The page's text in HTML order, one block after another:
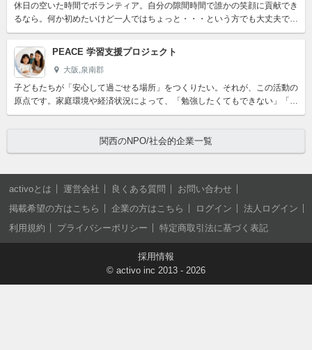
休日の空いた時間でボランティア。自分の隙間時間で誰かの笑顔に貢献でき
るなら。何か初めたいけど一人ではちょっと・・・という方でも大丈夫で
す。地域や社会貢献を通して、少しでも誰かのお役に立ちたい気持...
PEACE 学習支援プロジェクト
大阪,泉南郡
子どもたちが「安心して過ごせる場所」をつくりたい。それが、この活動の
原点です。家庭環境や経済状況によって、「勉強したくてもできない」「頼
れる大人がいない」そんな子どもたちがいます。ここでは、勉強...
関西のNPO/社会的企業一覧
activoとは 運営会社 良くある質問
お問い合わせ
掲載希望の方はこちら
企業の方はこちら ログイン
法人ログイン
利用規約
プライバシーポリシー 特定商取引法に基づく表記
採用情報
© activo inc 2013 - 2026